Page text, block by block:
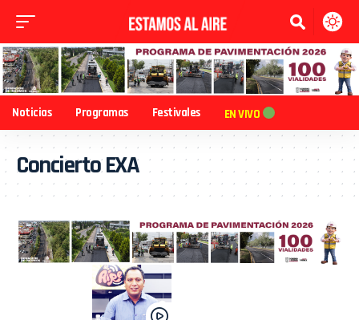
Noticias Programas Festivales EN VIVO
Concierto EXA